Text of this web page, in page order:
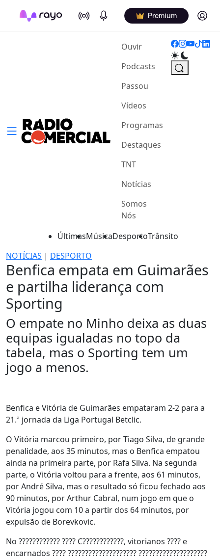
On Air Podcasts Premium Log in
Ouvir(current)
Podcasts
Passou
Vídeos
Programas
Destaques
TNT
Notícias
Somos
Nós
ÚltimasMúsicaDesportoTrânsito
NOTÍCIAS | DESPORTO
Benfica empata em Guimarães
e partilha liderança com
Sporting
O empate no Minho deixa as duas
equipas igualadas no topo da
tabela, mas o Sporting tem um
jogo a menos.
Benfica e Vitória de Guimarães empataram 2-2 para a
21.ª jornada da Liga Portugal Betclic.
O Vitória marcou primeiro, por Tiago Silva, de grande
penalidade, aos 35 minutos, mas o Benfica empatou
ainda na primeira parte, por Rafa Silva. Na segunda
parte, o Vitória voltou para a frente, aos 61 minutos,
por André Silva, mas o resultado só ficou fechado aos
90 minutos, por Arthur Cabral, num jogo em que o
Vitória jogou com 10 a partir dos 64 minutos, por
expulsão de Borevkovic.
No ???????????? ???? C????????????, vitorianos ???? e
encarnados ???? ???????????????????? ????????????????????